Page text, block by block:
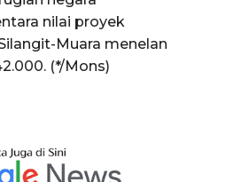
nilai proyek
Muara menelan
(*/Mons)